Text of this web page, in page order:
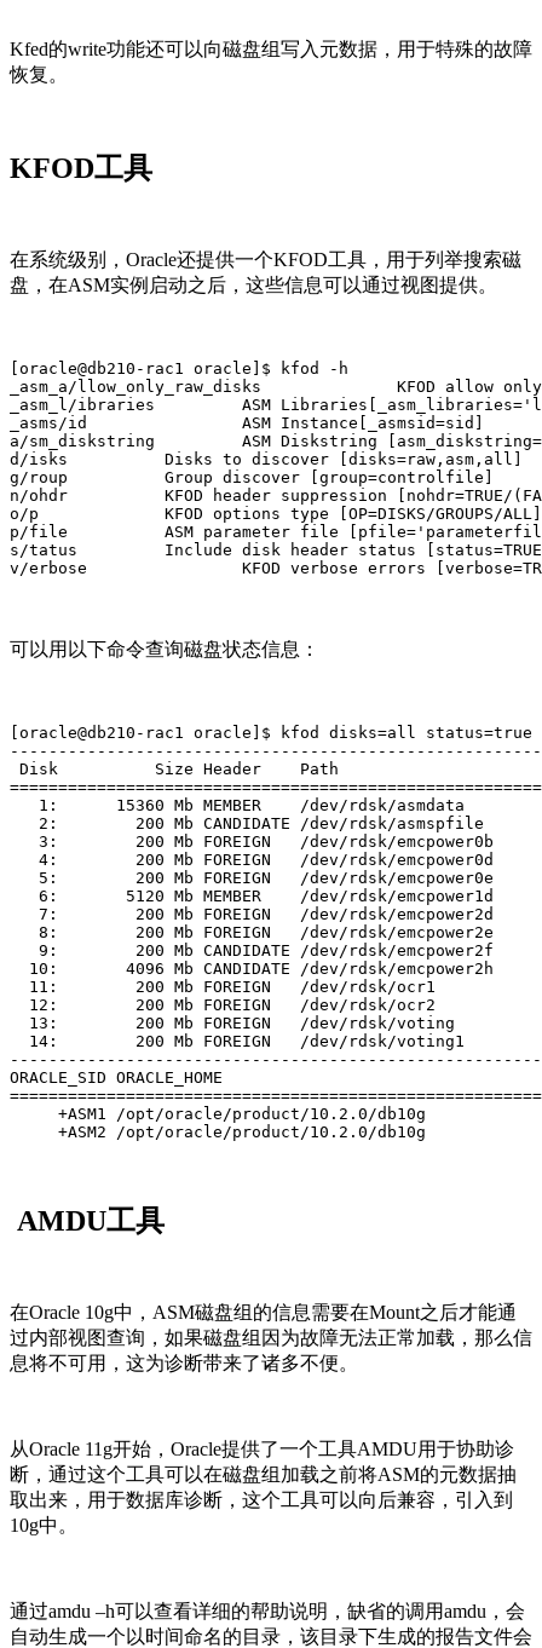
Kfed的write功能还可以向磁盘组写入元数据，用于特殊的故障
恢复。
KFOD工具
在系统级别，Oracle还提供一个KFOD工具，用于列举搜索磁
盘，在ASM实例启动之后，这些信息可以通过视图提供。
[oracle@db210-rac1 oracle]$ kfod -h
_asm_a/llow_only_raw_disks              KFOD allow
_asm_l/ibraries         ASM
_asms/id                ASM Instance[_asmsid=sid]
a/sm_diskstring         ASM Diskstring
d/isks          Disks to discover [disks=raw,asm,all]
g/roup          Group discover [group=controlfile]
n/ohdr          KFOD header suppression [nohdr=TRUE/
o/p             KFOD options type [OP=DISKS/GROUPS/ALL]
p/file          ASM parameter file
s/tatus         Include disk header status
v/erbose                KFOD verbose errors
可以用以下命令查询磁盘状态信息：
[oracle@db210-rac1 oracle]$ kfod disks=all status=true
Disk          Size Header    Path
1:      15360 Mb MEMBER    /dev/rdsk/asmdata
2:        200 Mb CANDIDATE /dev/rdsk/asmspfile
3:        200 Mb FOREIGN   /dev/rdsk/emcpower0b
4:        200 Mb FOREIGN   /dev/rdsk/emcpower0d
5:        200 Mb FOREIGN   /dev/rdsk/emcpower0e
6:       5120 Mb MEMBER    /dev/rdsk/emcpower1d
7:        200 Mb FOREIGN   /dev/rdsk/emcpower2d
8:        200 Mb FOREIGN   /dev/rdsk/emcpower2e
9:        200 Mb CANDIDATE /dev/rdsk/emcpower2f
10:       4096 Mb CANDIDATE /dev/rdsk/emcpower2h
11:        200 Mb FOREIGN   /dev/rdsk/ocr1
12:        200 Mb FOREIGN   /dev/rdsk/ocr2
13:        200 Mb FOREIGN   /dev/rdsk/voting
14:        200 Mb FOREIGN   /dev/rdsk/voting1
ORACLE_SID ORACLE_HOME
+ASM1 /opt/oracle/product/10.2.0/db10g
+ASM2 /opt/oracle/product/10.2.0/db10g
AMDU工具
在Oracle 10g中，ASM磁盘组的信息需要在Mount之后才能通
过内部视图查询，如果磁盘组因为故障无法正常加载，那么信
息将不可用，这为诊断带来了诸多不便。
从Oracle 11g开始，Oracle提供了一个工具AMDU用于协助诊
断，通过这个工具可以在磁盘组加载之前将ASM的元数据抽
取出来，用于数据库诊断，这个工具可以向后兼容，引入到
10g中。
通过amdu –h可以查看详细的帮助说明，缺省的调用amdu，会
自动生成一个以时间命名的目录，该目录下生成的报告文件会